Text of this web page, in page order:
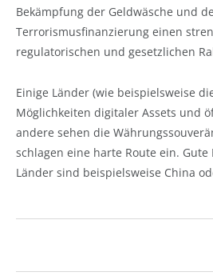
Bekämpfung der Geldwäsche und
Terrorismusfinanzierung einen
regulatorischen und gesetzlichen
Einige Länder (wie beispielsweise
Möglichkeiten digitaler Assets und
andere sehen die
schlagen eine harte Route ein.
Länder sind beispielsweise China